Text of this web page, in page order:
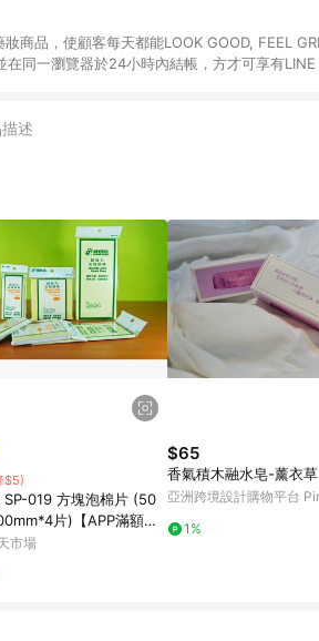
商品，使顧客每天都能LOOK GOOD, FEEL
同一瀏覽器於24小時內結帳，方才可享有
相關問題請於保留時間內聯絡客服中心，並由
述
$5)
SP-019 方塊泡棉片 (50
片)【APP滿額下
數(單一帳號最高1500
市場
$65
香氣積木融水皂-薰衣草
亞洲跨境設計購物平台
1%